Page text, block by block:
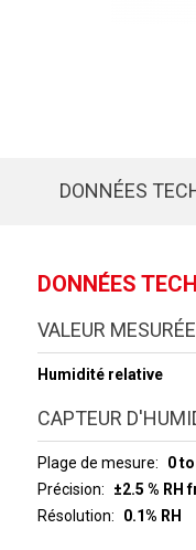
DONNÉES
DONNÉES
VALEUR MESURÉE
Humidité relative
CAPTEUR
Plage de mesure
0 to
Précision
±2.5 % RH
Résolution
0.1% RH